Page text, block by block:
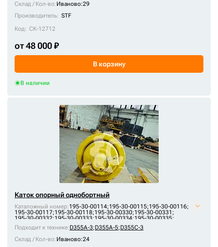
Склад / Кол-во:Иваново:29
Производитель: STF
Код: СК-12712
от 48 000 ₽
В корзину
В наличии
Каток опорный однобортный
Каталожный номер:195-30-00114;195-30-00115;195-30-00116;
195-30-00117;195-30-00118;195-30-00330;195-30-00331;
195-30-00332;195-30-00333;195-30-00334;195-30-00335;
195-30-00336;
196-30-00065; A4035000M00;KM343B;
VKM926V
Подходит к технике:D355A-3;D355A-5;D355C-3
Склад / Кол-во:Иваново:24